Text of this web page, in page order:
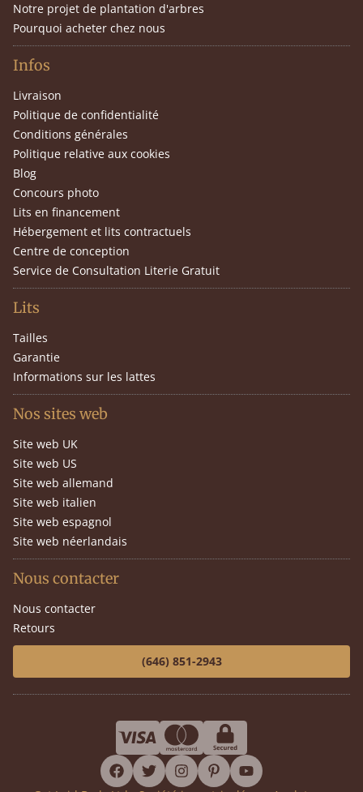
Notre projet de plantation d'arbres
Pourquoi acheter chez nous
Infos
Livraison
Politique de confidentialité
Conditions générales
Politique relative aux cookies
Blog
Concours photo
Lits en financement
Hébergement et lits contractuels
Centre de conception
Service de Consultation Literie Gratuit
Lits
Tailles
Garantie
Informations sur les lattes
Nos sites web
Site web UK
Site web US
Site web allemand
Site web italien
Site web espagnol
Site web néerlandais
Nous contacter
Nous contacter
Retours
(646) 851-2943
facebook
twitterinstagram
pinterestyoutube